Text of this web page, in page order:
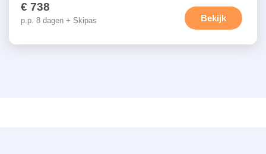
€ 738
p.p. 8 dagen + Skipas Bekijk